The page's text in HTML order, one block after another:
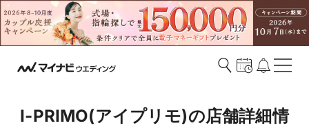
I-PRIMO(アイプリモ)の店舗詳細情